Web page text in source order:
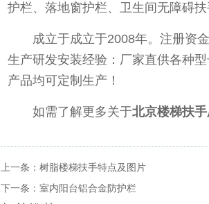
护栏、落地窗护栏、卫生间无障碍扶
成立于成立于2008年。注册资
生产研发安装经验：厂家直供各种
产品均可定制生产！
如需了解更多关于北京楼梯扶
上一条： 树脂楼梯扶手特点及图片
下一条： 室内阳台铝合金防护栏